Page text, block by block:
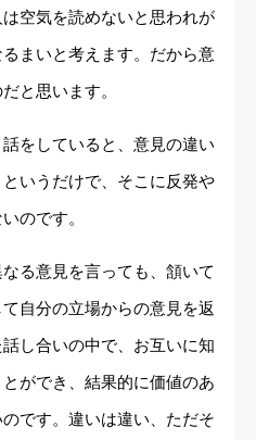
空気を読めないと思われが
まいと考えます。だから意
と思います。
をしていると、意見の違い
いうだけで、そこに反発や
のです。
る意見を言っても、頷いて
自分の立場からの意見を返
し合いの中で、お互いに知
ができ、結果的に価値のあ
です。違いは違い、ただそ